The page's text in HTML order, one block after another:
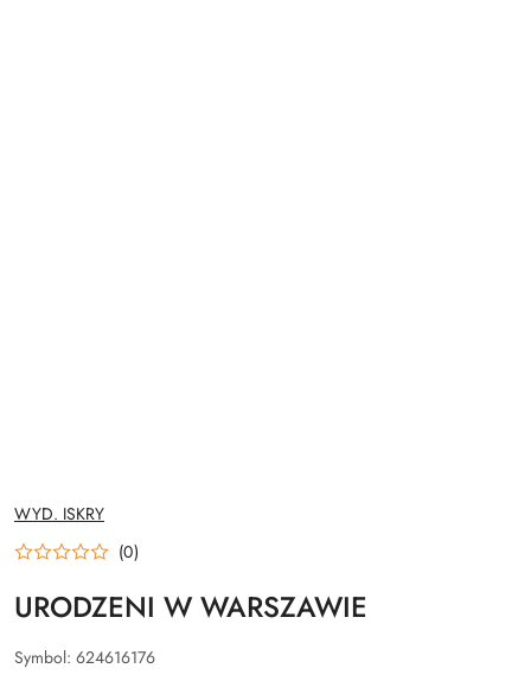
NAZWA
PRODUCENTA:
WYD. ISKRY
(0)
URODZENI W WARSZAWIE
Symbol: 624616176